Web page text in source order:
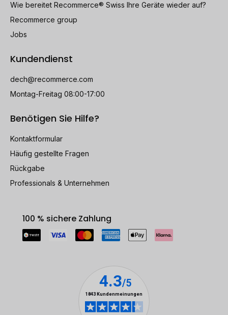
Wie bereitet Recommerce® Swiss Ihre Geräte wieder auf?
Recommerce group
Jobs
Kundendienst
dech@recommerce.com
Montag-Freitag 08:00-17:00
Benötigen Sie Hilfe?
Kontaktformular
Häufig gestellte Fragen
Rückgabe
Professionals & Unternehmen
100 % sichere Zahlung